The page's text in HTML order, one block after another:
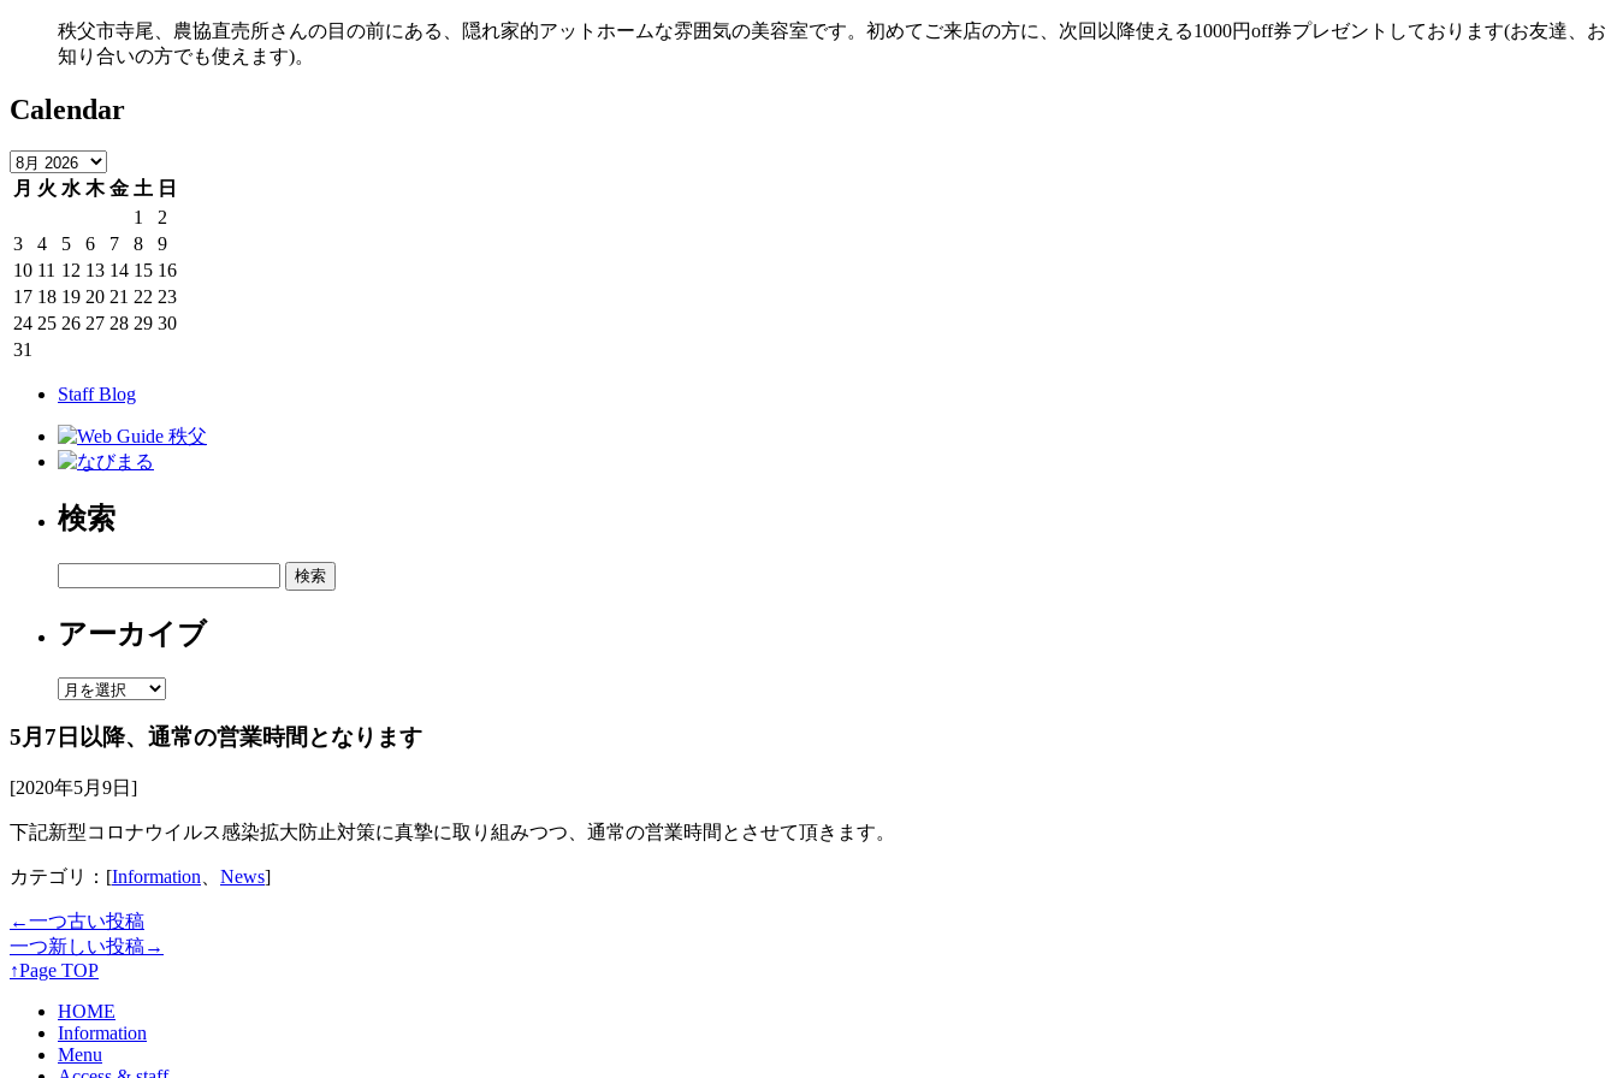
秩父市寺尾、農協直売所さんの目の前にある、隠れ家的アットホームな雰囲気の美容室です。初めてご来店の方に、次回以降使える1000円off券プレゼントしております(お友達、お
知り合いの方でも使えます)。
Calendar
月 火 水 木 金 土 日
1
2
3
4 5 6 7 8
9
10 11 12 13 14 15 16
17 18 19 20 21 22 23
24 25 26 27 28 29 30
31
Staff Blog
検索
アーカイブ
ア
カ
ブ
5月7日以降、通常の営業時間となります
[2020年5月9日]
下記新型コロナウイルス感染拡大防止対策に真摯に取り組みつつ、通常の営業時間とさせて頂きます。
カテゴリ：[Information News]
←一つ古い投稿
一つ新しい投稿→
↑Page TOP
HOME
Information
Menu